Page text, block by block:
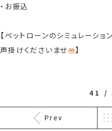
・お振込
【ペットローンのシミュレーシ
声掛けくださいませ
】
41 /
Prev